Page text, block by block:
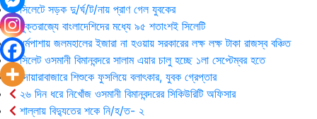
সিলেটে সড়ক দু/র্ঘ/ট/নায় প্রাণ গেল যুবকের
যুক্তরাজ্যে বাংলাদেশিদের মধ্যে ৯৫ শতাংশই সিলেটি
ধর্মপাশায় জলমহালের ইজারা না হওয়ায় সরকারের লক্ষ লক্ষ টাকা রাজস্ব বঞ্চিত
সিলেট ওসমানী বিমানবন্দরে সালাম এয়ার চালু হচ্ছে ১লা সেপ্টেম্বর হতে
দোয়ারাবাজারে শিশুকে ফুসলিয়ে বলাৎকার, যুবক গ্রেপ্তার
২৬ দিন ধরে নিখোঁজ ওসমানী বিমানবন্দরের সিকিউরিটি অফিসার
শাল্লায় বিদ্যুতের শকে নি/হ/ত- ২